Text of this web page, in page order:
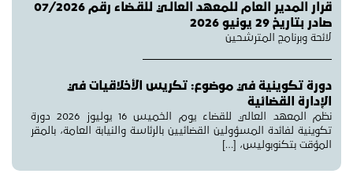
قرار المدير العام للمعهد العالـي للقـضاء رقم 07/2026
صادر بتاريخ 29 يونيو 2026
لائحة وبرنامج المترشحين
دورة تكوينية في موضوع: تكريس الأخلاقيات في
الإدارة القضائية
نظم المعهد العالي للقضاء يوم الخميس 16 يوليوز 2026 دورة
تكوينية لفائدة المسؤولين القضائيين بالرئاسة والنيابة العامة، بالمقر
المؤقت بتكنوبوليس، […]